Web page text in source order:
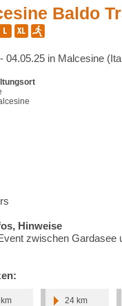
Baldo
04.05.25 in Malcesine
Hinweise
zwischen Gardasee
24 km